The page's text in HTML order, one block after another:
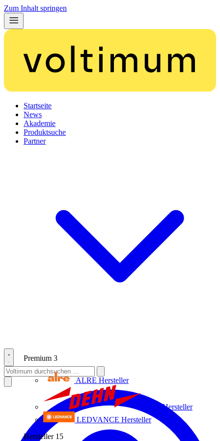
Zum Inhalt springen
Startseite
News
Akademie
Produktsuche
Partner
Premium 3
ALRE Hersteller
Hersteller
LEDVANCE Hersteller
Hersteller 15